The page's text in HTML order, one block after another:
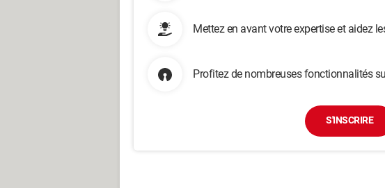
Mettez en avant votre expertise et aidez
Profitez de nombreuses fonctionnalités
S'INSCRIRE